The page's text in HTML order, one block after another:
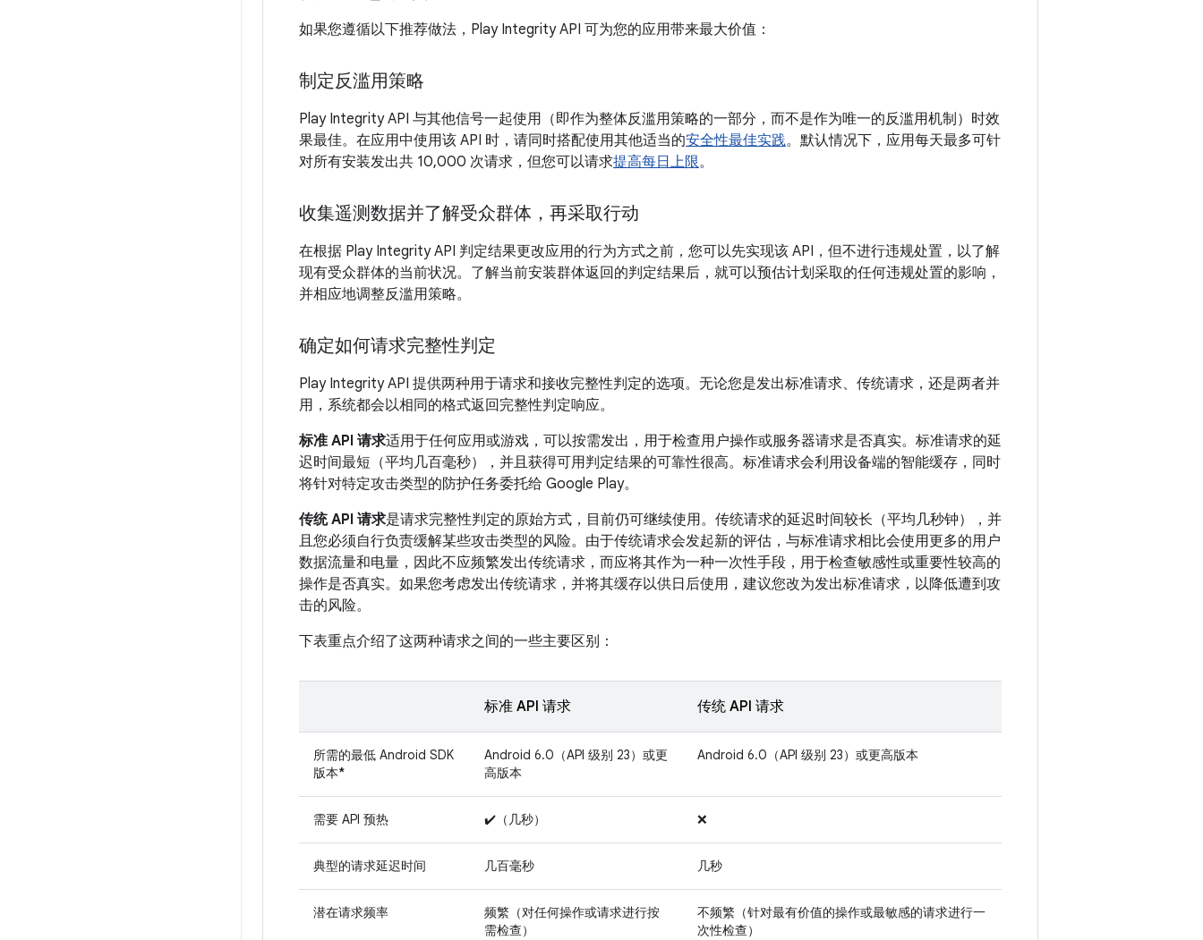
如果您遵循以下推荐做法，Play Integrity API 可为您的应用带来最大价值：
制定反滥用策略
Play Integrity API 与其他信号一起使用（即作为整体反滥用策略的一部分，而不是作为唯一的反滥用机制）时效
果最佳。在应用中使用该 API 时，请同时搭配使用其他适当的安全性最佳实践。默认情况下，应用每天最多可针
对所有安装发出共 10,000 次请求，但您可以请求提高每日上限。
收集遥测数据并了解受众群体，再采取行动
在根据 Play Integrity API 判定结果更改应用的行为方式之前，您可以先实现该 API，但不进行违规处置，以了解
现有受众群体的当前状况。了解当前安装群体返回的判定结果后，就可以预估计划采取的任何违规处置的影响，
并相应地调整反滥用策略。
确定如何请求完整性判定
Play Integrity API 提供两种用于请求和接收完整性判定的选项。无论您是发出标准请求、传统请求，还是两者并
用，系统都会以相同的格式返回完整性判定响应。
标准 API 请求适用于任何应用或游戏，可以按需发出，用于检查用户操作或服务器请求是否真实。标准请求的延
迟时间最短（平均几百毫秒），并且获得可用判定结果的可靠性很高。标准请求会利用设备端的智能缓存，同时
将针对特定攻击类型的防护任务委托给 Google Play。
传统 API 请求是请求完整性判定的原始方式，目前仍可继续使用。传统请求的延迟时间较长（平均几秒钟），并
且您必须自行负责缓解某些攻击类型的风险。由于传统请求会发起新的评估，与标准请求相比会使用更多的用户
数据流量和电量，因此不应频繁发出传统请求，而应将其作为一种一次性手段，用于检查敏感性或重要性较高的
操作是否真实。如果您考虑发出传统请求，并将其缓存以供日后使用，建议您改为发出标准请求，以降低遭到攻
击的风险。
下表重点介绍了这两种请求之间的一些主要区别：
标准 API 请求 传统 API 请求
所需的最低 Android SDK
版本*
Android 6.0（API 级别 23）或更
高版本
Android 6.0（API 级别 23）或更高版本
需要 API 预热 ✔️（几秒） ❌
典型的请求延迟时间 几百毫秒 几秒
潜在请求频率
频繁（对任何操作或请求进行按
需检查）
不频繁（针对最有价值的操作或最敏感的请求进行一
次性检查）